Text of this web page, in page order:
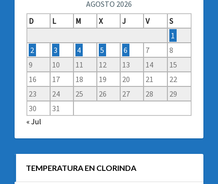
AGOSTO 2026
D
L M X J V
S
1
2
3 4 5 6 7
8
9
10 11 12 13 14
15
16
17 18 19 20 21
22
23
24 25 26 27 28
29
30
31
« Jul
TEMPERATURA EN CLORINDA